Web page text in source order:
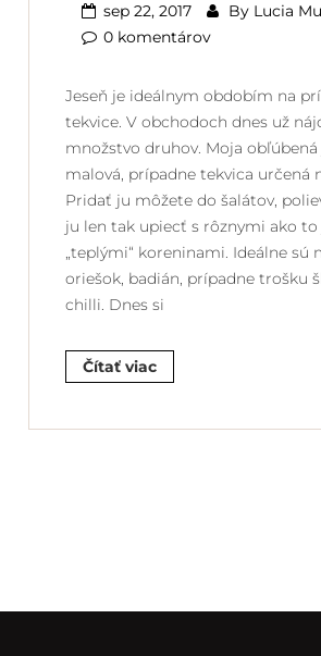
sep 22, 2017 By Lucia
0 komentárov
Jeseň je ideálnym obdobím na
tekvice. V obchodoch dnes už
množstvo druhov. Moja
malová, prípadne tekvica určená
Pridať ju môžete do šalátov,
ju len tak upiecť s rôznymi ako to
„teplými“ koreninami. Ideálne sú
oriešok, badián, prípadne trošku
chilli. Dnes si
Čítať viac